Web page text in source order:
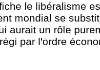
le libéralisme
mondial se
aurait un rôle
par l'ordre